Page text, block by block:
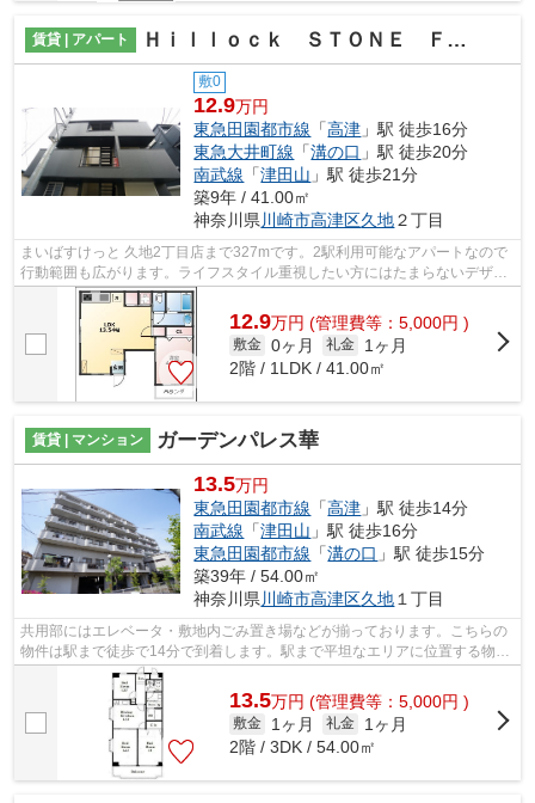
賃貸 | アパート Ｈｉｌｌｏｃｋ ＳＴＯＮＥ Ｆｕｔａｋｏｓｈｉｎｃｈｉ
敷0
12.9万円
東急田園都市線 「高津 」駅 徒歩16分
東急大井町線 「溝の口 」駅 徒歩20分
南武線 「津田山 」駅 徒歩21分
築9年 / 41.00㎡
神奈川県 川崎市高津区久地２丁目
まいばすけっと 久地2丁目店まで327mです。2駅利用可能なアパートなので
行動範囲も広がります。ライフスタイル重視したい方にはたまらないデザイ
ナーズ物件です。ご紹介するのは2017年...
12.9万円 (管理費等：5,000円 )
敷金 0ヶ月 礼金
1ヶ月
2階 / 1LDK / 41.00㎡
賃貸 | マンション ガーデンパレス華
13.5万円
東急田園都市線 「高津 」駅 徒歩14分
南武線 「津田山 」駅 徒歩16分
東急田園都市線 「溝の口 」駅 徒歩15分
築39年 / 54.00㎡
神奈川県 川崎市高津区久地 １丁目
共用部にはエレベータ・敷地内ごみ置き場などが揃っております。こちらの
物件は駅まで徒歩で14分で到着します。駅まで平坦なエリアに位置する物件
で気軽に散歩できるのもいいですね。...
13.5万円 (管理費等：5,000円 )
敷金 1ヶ月 礼金
1ヶ月
2階 / 3DK / 54.00㎡